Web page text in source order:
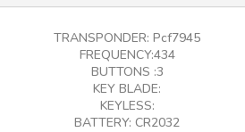
Remote
-
OEM
količina
TRANSPONDER: Pcf7945
FREQUENCY:434
BUTTONS :3
KEY BLADE:
KEYLESS:
BATTERY: CR2032